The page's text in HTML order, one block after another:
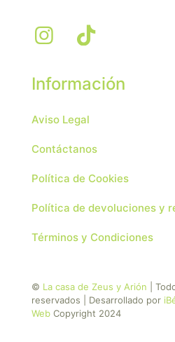
Información
Aviso Legal
Contáctanos
Política de Cookies
Política de devoluciones y
Términos y Condiciones
© La casa de Zeus y Arión |
reservados | Desarrollado por
Web Copyright 2024